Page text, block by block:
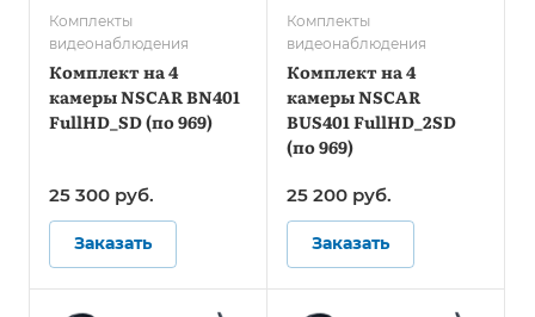
Комплекты
видеонаблюдения
Комплект на 4
камеры NSCAR BN401
FullHD_SD (по 969)
25 300 руб.
Заказать
Комплекты
видеонаблюдения
Комплект на 4
камеры NSCAR
BUS401 FullHD_2SD
(по 969)
25 200 руб.
Заказать